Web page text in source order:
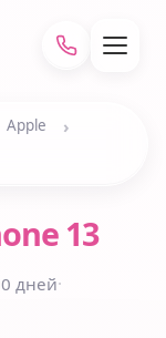
Apple ›
13
дней·